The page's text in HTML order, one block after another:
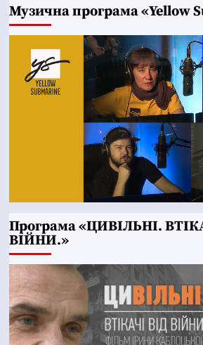
Музична програма «Yellow
Програма «ЦИВІЛЬНІ.
ВІЙНИ.»